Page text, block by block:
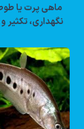
ماهی پرت یا
نگهداری، تکثیر